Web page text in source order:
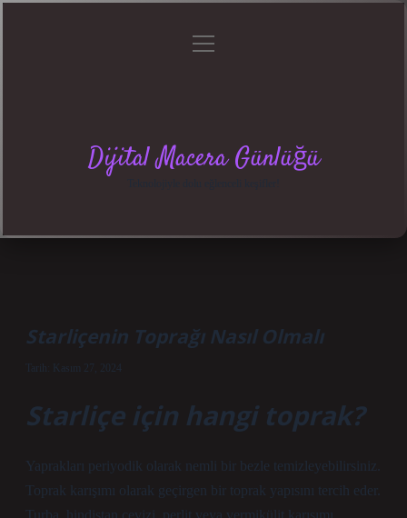
menüyü
Dijital Macera Günlüğü
Starliçenin Toprağı Nasıl Olmalı
Tarih: Kasım 27, 2024
Starliçe için hangi toprak?
Yaprakları periyodik olarak nemli bir bezle temizleyebilirsiniz.
Toprak karışımı olarak geçirgen bir toprak yapısını tercih eder.
Turba, hindistan cevizi, perlit veya vermikülit karışımı